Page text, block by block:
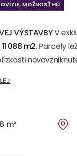
MOŽNOSŤ HÚ
VÝSTAVBYV
088 m2. Parcely
m²